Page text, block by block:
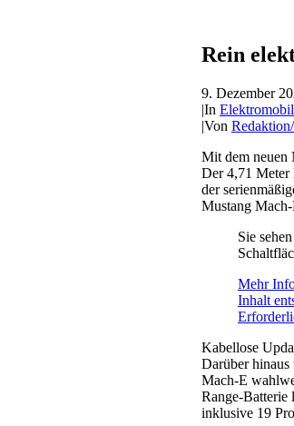
Rein
9. Dezember
|In
|Von
Mit dem neuen
Der 4,71 Meter
der
Mustang
Sie
Mehr
Inhalt
Kabellose
Darüber
Mach-E
Range-Batterie
inklusive 19